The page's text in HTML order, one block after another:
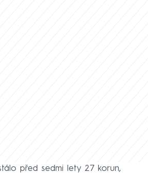
před sedmi lety 27 korun,